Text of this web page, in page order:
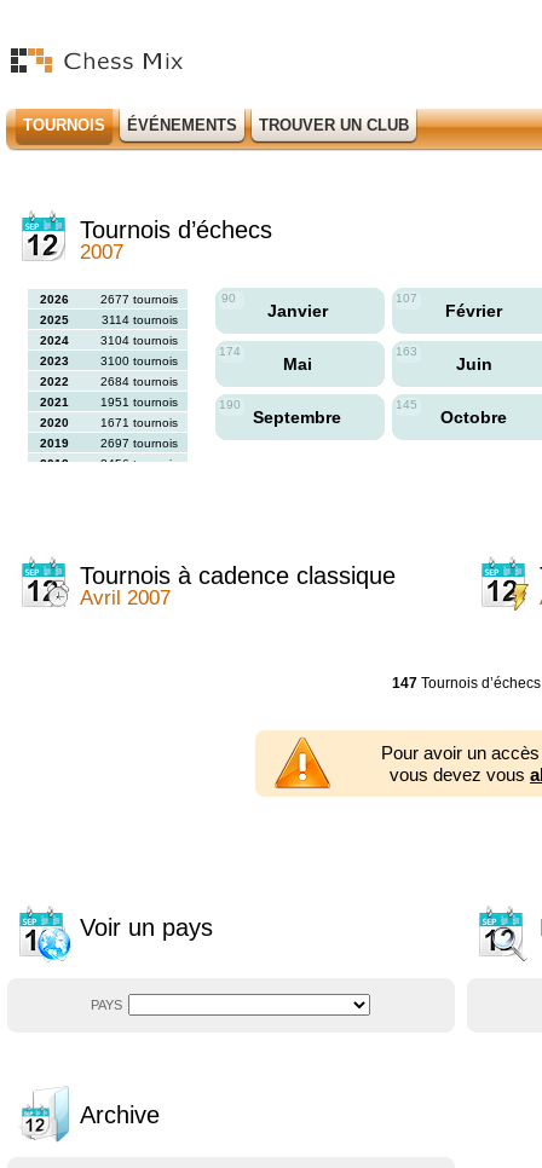
TOURNOIS ÉVÉNEMENTS TROUVER UN CLUB
Tournois d’échecs
2007
2026
2677 tournois
2025
3114 tournois
2024
3104 tournois
2023
3100 tournois
2022
2684 tournois
2021
1951 tournois
2020
1671 tournois
2019
2697 tournois
2018
2456 tournois
2013
2353 tournois
2012
2556 tournois
2011
2671 tournois
90
Janvier
107
Février
174
Mai
163
Juin
190
Septembre
145
Octobre
Tournois à cadence classique
Avril 2007
147 Tournois d’échecs
Pour avoir un
vous devez vous
Voir un pays
PAYS
Archive